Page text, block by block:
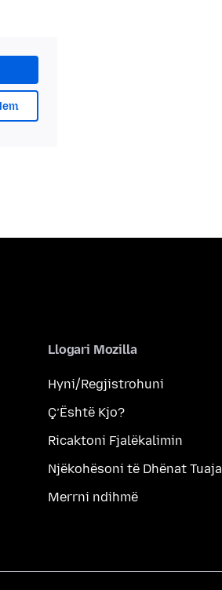
Llogari Mozilla
Hyni/Regjistrohuni
Ç’Është Kjo?
Ricaktoni Fjalëkalimin
Njëkohësoni të Dhënat Tuaja
Merrni ndihmë